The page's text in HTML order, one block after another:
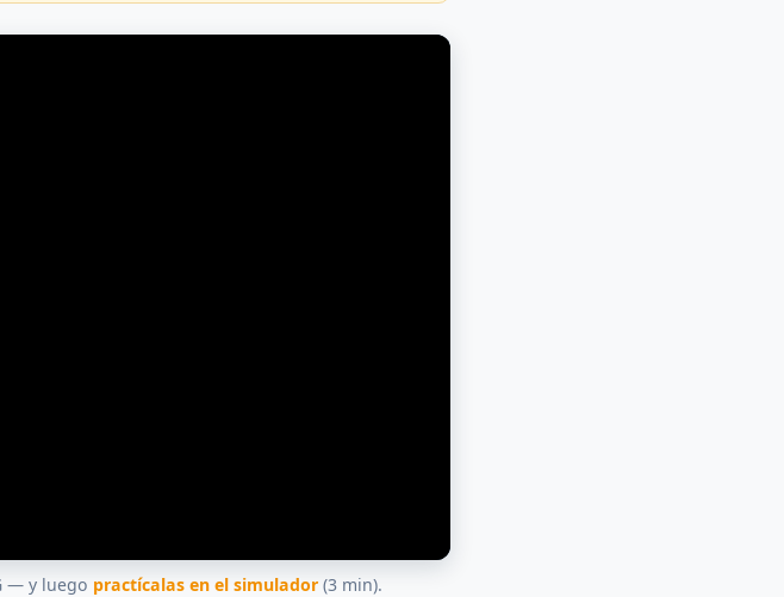
— y luego practícalas en el simulador (3 min).